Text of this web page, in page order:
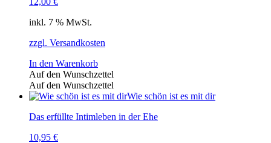
inkl. 7 % MwSt.
zzgl. Versandkosten
In den Warenkorb
Auf den Wunschzettel
Auf den Wunschzettel
Wie schön ist es mit dir
Das erfüllte Intimleben in der Ehe
10,95 €